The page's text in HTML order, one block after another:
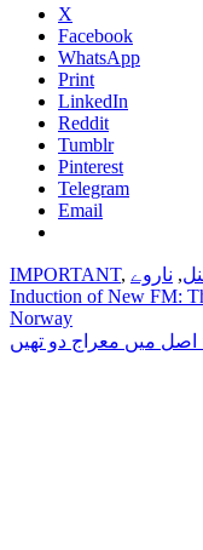
X
Facebook
WhatsApp
Print
LinkedIn
Reddit
Tumblr
Pinterest
Telegram
Email
IMPORTANT, , ناروے
Post
navigation
Induction of New FM:
Norway
اصل میں معراج دو تھیں